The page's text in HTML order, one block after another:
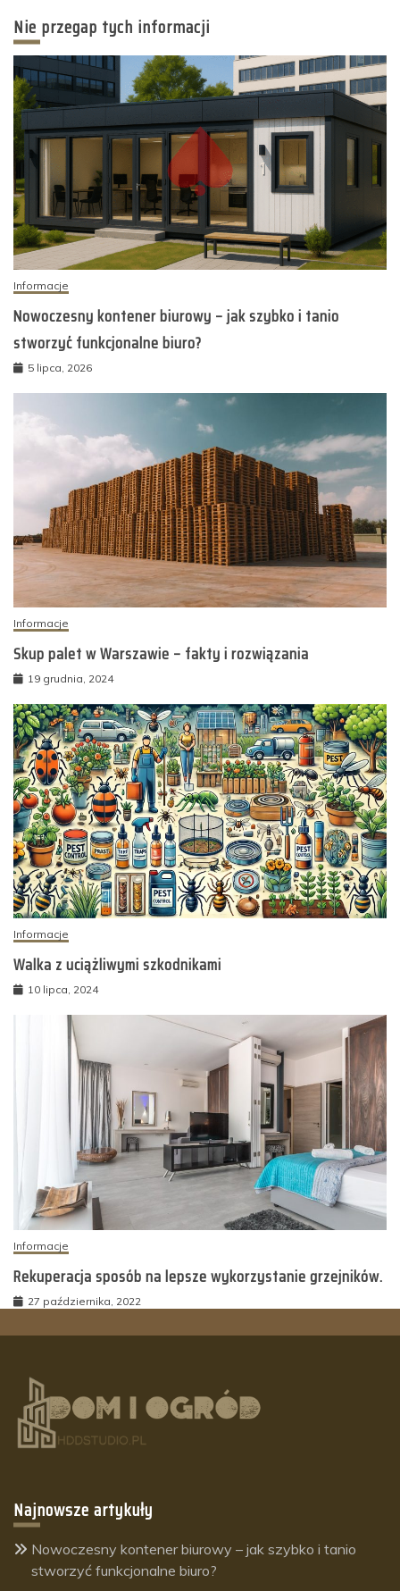
Nie przegap tych informacji
Informacje
Nowoczesny kontener biurowy – jak szybko i tanio
stworzyć funkcjonalne biuro?
5 lipca, 2026
Informacje
Skup palet w Warszawie – fakty i rozwiązania
19 grudnia, 2024
Informacje
Walka z uciążliwymi szkodnikami
10 lipca, 2024
Informacje
Rekuperacja sposób na lepsze wykorzystanie grzejników.
27 października, 2022
Najnowsze artykuły
Nowoczesny kontener biurowy – jak szybko i tanio
stworzyć funkcjonalne biuro?